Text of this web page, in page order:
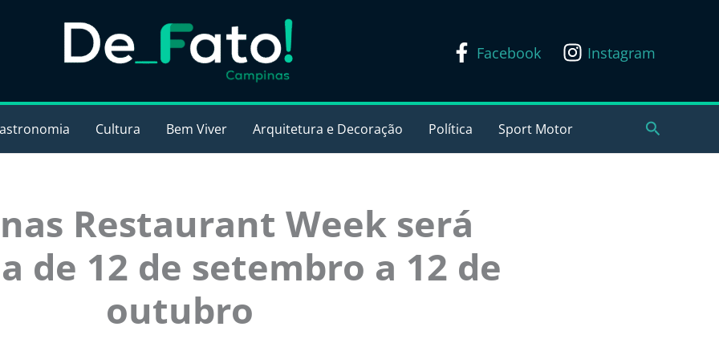
Facebook Instagram
Cultura Bem Viver Arquitetura e Decoração Política Sport Motor Pesquisar
Restaurant Week será
de 12 de setembro a 12 de
outubro